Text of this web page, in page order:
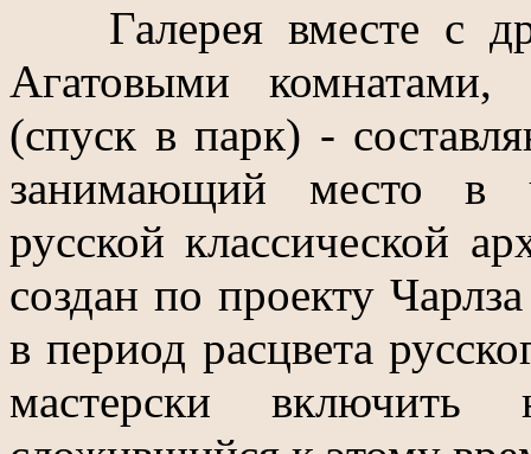
Галерея вместе с
Агатовыми
(спуск в парк) -
занимающий место в
русской классической
создан по проекту
в период расцвета
мастерски